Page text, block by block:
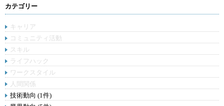
カテゴリー
キャリア
コミュニティ活動
スキル
ライフハック
ワークスタイル
人間関係
技術動向 (1件)